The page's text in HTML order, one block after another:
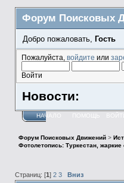
Форум Поисковых
Добро пожаловать, Гость
Пожалуйста, войдите или
Войти
Новости:
НАЧАЛО ПОМОЩЬ
Форум Поисковых Движений>
Фотолетопись: Туркестан,
Страниц: [1 ] 2 3 Вниз